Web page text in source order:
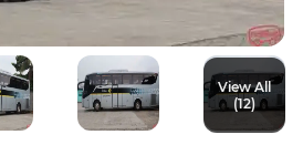
View All
(12)